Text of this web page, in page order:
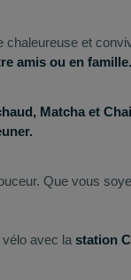
chaleureuse et
amis ou en famille.
Matcha et
Que vous
vélo avec la station